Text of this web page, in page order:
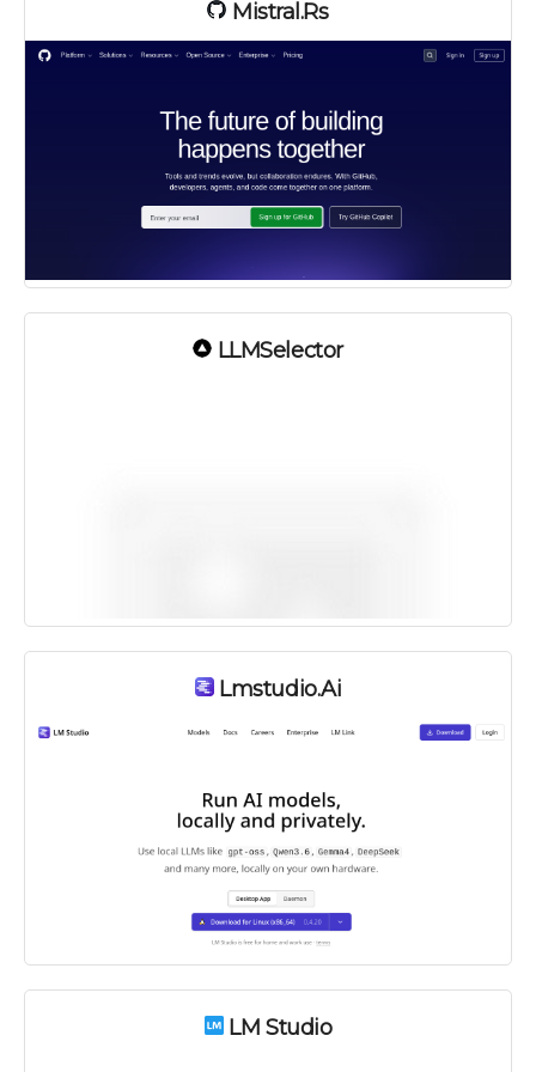
Mistral.rs
LLMSelector
Lmstudio.ai
LM Studio